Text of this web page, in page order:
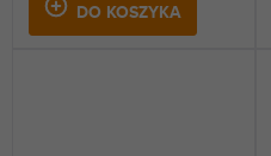
DO KOSZYKA